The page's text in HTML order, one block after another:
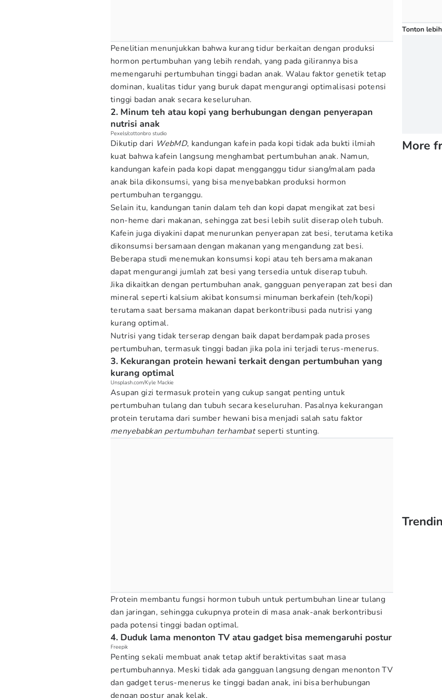
Penelitian menunjukkan bahwa kurang tidur berkaitan dengan produksi
hormon pertumbuhan yang lebih rendah, yang pada gilirannya bisa
memengaruhi pertumbuhan tinggi badan anak. Walau faktor genetik tetap
dominan, kualitas tidur yang buruk dapat mengurangi optimalisasi potensi
tinggi badan anak secara keseluruhan.
2. Minum teh atau kopi yang berhubungan dengan penyerapan
nutrisi anak
Pexels/cottonbro studio
Dikutip dari WebMD, kandungan kafein pada kopi tidak ada bukti ilmiah
kuat bahwa kafein langsung menghambat pertumbuhan anak. Namun,
kandungan kafein pada kopi dapat mengganggu tidur siang/malam pada
anak bila dikonsumsi, yang bisa menyebabkan produksi hormon
pertumbuhan terganggu.
Selain itu, kandungan tanin dalam teh dan kopi dapat mengikat zat besi
non-heme dari makanan, sehingga zat besi lebih sulit diserap oleh tubuh.
Kafein juga diyakini dapat menurunkan penyerapan zat besi, terutama ketika
dikonsumsi bersamaan dengan makanan yang mengandung zat besi.
Beberapa studi menemukan konsumsi kopi atau teh bersama makanan
dapat mengurangi jumlah zat besi yang tersedia untuk diserap tubuh.
Jika dikaitkan dengan pertumbuhan anak, gangguan penyerapan zat besi dan
mineral seperti kalsium akibat konsumsi minuman berkafein (teh/kopi)
terutama saat bersama makanan dapat berkontribusi pada nutrisi yang
kurang optimal.
Nutrisi yang tidak terserap dengan baik dapat berdampak pada proses
pertumbuhan, termasuk tinggi badan jika pola ini terjadi terus-menerus.
3. Kekurangan protein hewani terkait dengan pertumbuhan yang
kurang optimal
Unsplash.com/Kyle Mackie
Asupan gizi termasuk protein yang cukup sangat penting untuk
pertumbuhan tulang dan tubuh secara keseluruhan. Pasalnya kekurangan
protein terutama dari sumber hewani bisa menjadi salah satu faktor
menyebabkan pertumbuhan terhambatseperti stunting.
Protein membantu fungsi hormon tubuh untuk pertumbuhan linear tulang
dan jaringan, sehingga cukupnya protein di masa anak-anak berkontribusi
pada potensi tinggi badan optimal.
4. Duduk lama menonton TV atau gadget bisa memengaruhi postur
Freepik
Penting sekali membuat anak tetap aktif beraktivitas saat masa
pertumbuhannya. Meski tidak ada gangguan langsung dengan menonton TV
dan gadget terus-menerus ke tinggi badan anak, ini bisa berhubungan
dengan postur anak kelak.
Tonton
More